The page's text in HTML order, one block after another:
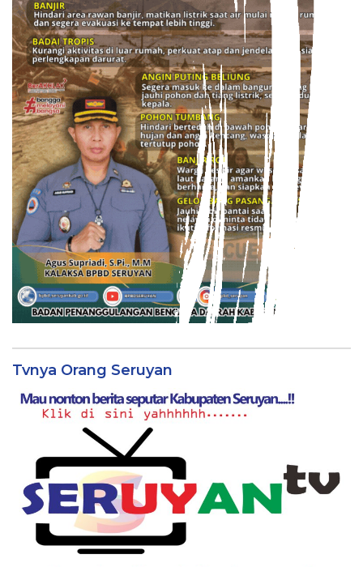
Tvnya Orang Seruyan